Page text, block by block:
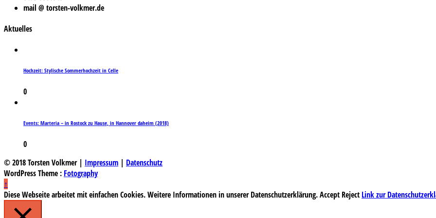
mail @ torsten-volkmer.de
Aktuelles
Hochzeit: Stylische Sommerhochzeit in Celle
0
Events: Marteria – in Rostock zu Hause, in Hannover daheim (2018)
0
© 2018 Torsten Volkmer | Impressum | Datenschutz
WordPress Theme : Fotography
↑
Diese Webseite arbeitet mit einfachen Cookies. Weitere Informationen in unserer Datenschutzerklärung.Accept Reject Link zur